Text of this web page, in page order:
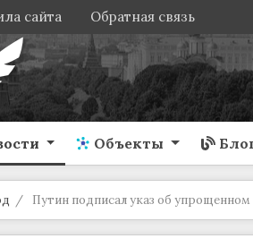
сайта Обратная связь
Объекты
Путин подписал указ об